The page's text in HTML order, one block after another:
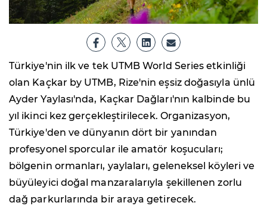
Türkiye'nin ilk ve tek UTMB World Series etkinliği
olan Kaçkar by UTMB, Rize'nin eşsiz doğasıyla ünlü
Ayder Yaylası'nda, Kaçkar Dağları'nın kalbinde bu
yıl ikinci kez gerçekleştirilecek. Organizasyon,
Türkiye'den ve dünyanın dört bir yanından
profesyonel sporcular ile amatör koşucuları;
bölgenin ormanları, yaylaları, geleneksel köyleri ve
büyüleyici doğal manzaralarıyla şekillenen zorlu
dağ parkurlarında bir araya getirecek.